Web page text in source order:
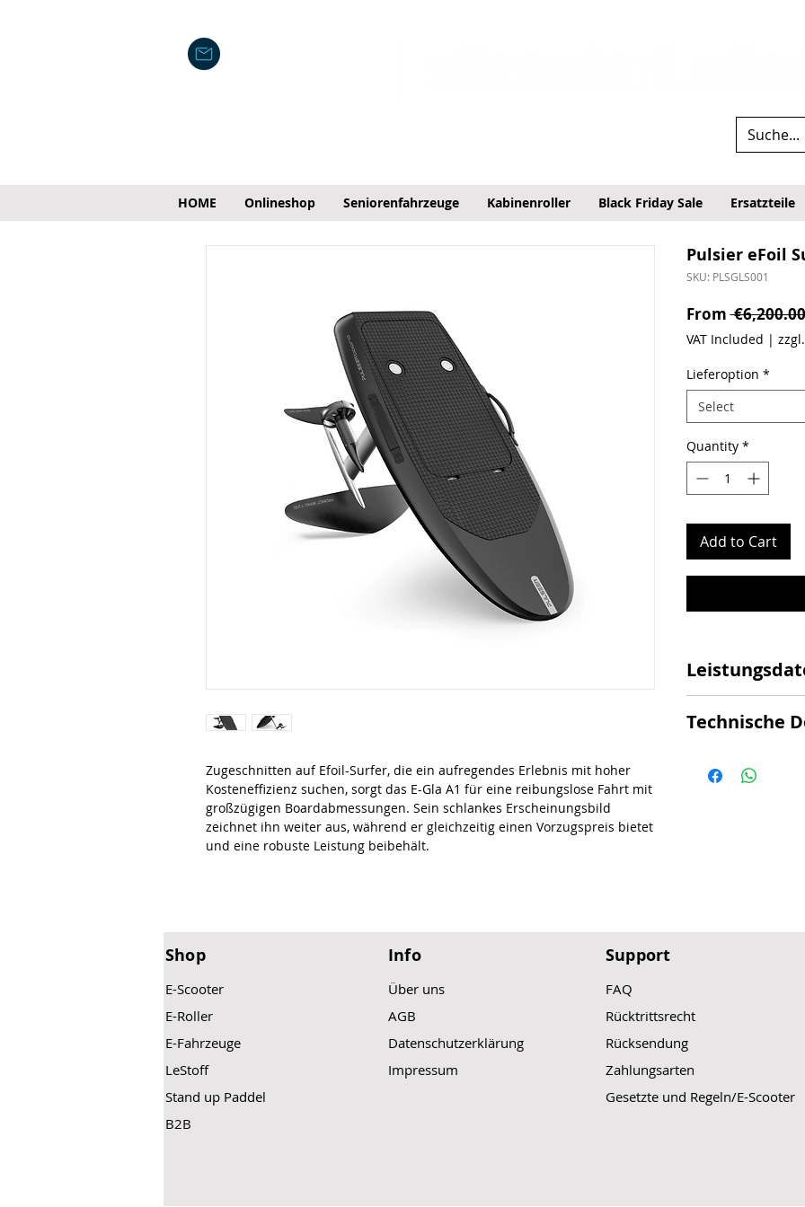
HOME Onlineshop Seniorenfahrzeuge Kabinenroller Black Friday Sale Ersatzteile
Zugeschnitten auf Efoil-Surfer, die ein aufregendes Erlebnis mit hoher
Kosteneffizienz suchen, sorgt das E-Gla A1 für eine reibungslose Fahrt mit
großzügigen Boardabmessungen. Sein schlankes Erscheinungsbild
zeichnet ihn weiter aus, während er gleichzeitig einen Vorzugspreis bietet
und eine robuste Leistung beibehält.
Pulsier eFoil
SKU: PLSGLS001
From
VAT Included |
Lieferoption *
Select
Quantity *
Add to Cart
hoher Leistung
Hohe Leistung:
Technische
Max.
Batteriegarantie:
Shop
E-Scooter
E-Roller
E-Fahrzeuge
LeStoff
Stand up Paddel
B2B
Info
Über uns
AGB
Datenschutzerklärung
Impressum
Support
FAQ
Rücktrittsrecht
Rücksendung
Zahlungsarten
Gesetzte und Regeln/E-Scooter